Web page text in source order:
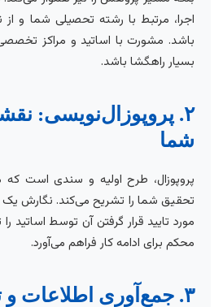
اجرا، مرتبط با رشته تحصیلی شما و از
باشد. مشورت با اساتید و مراکز
بسیار راهگشا باشد.
۲. پروپوزال‌نویسی:
شما
پروپوزال، طرح اولیه و سندی است
تحقیق شما را تشریح می‌کند. نگارش یک
مورد تایید قرار گرفتن آن توسط اساتید
محکم برای ادامه کار فراهم می‌آورد.
۳. جمع‌آوری اطلاعات و تحلیل داده‌ها